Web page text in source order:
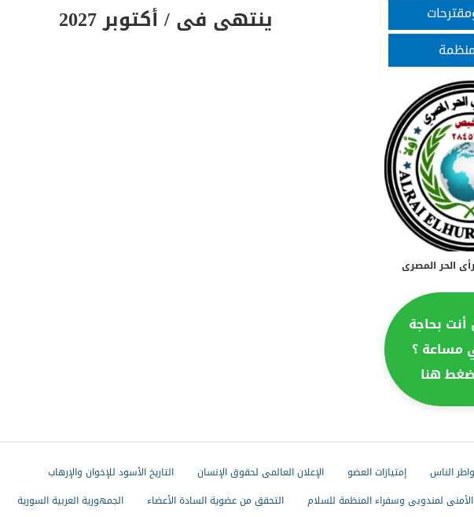
الحر المصرى
بحاجة
مساعة ؟
هنا
ينتهى فى / أكتوبر 2027
الناس إمتيازات العضو الإعلان العالمى لحقوق الإنسان
التاريخ الأسود للإخوان والإرهاب
لمندوبى وسفراء المنظمة للسلام
التحقق من عضوية السادة الأعضاء الجمهورية العربية السورية